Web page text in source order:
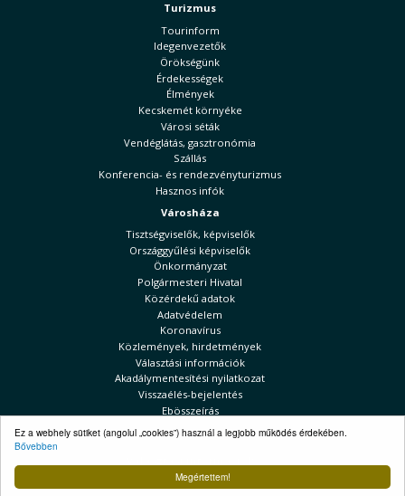
Megértettem!
Ez a webhely sütiket (angolul „cookies”) használ a legjobb működés érdekében.
Bővebben
Turizmus
Tourinform
Idegenvezetők
Örökségünk
Érdekességek
Élmények
Kecskemét környéke
Városi séták
Vendéglátás, gasztronómia
Szállás
Konferencia- és rendezvényturizmus
Hasznos infók
Városháza
Tisztségviselők, képviselők
Országgyűlési képviselők
Önkormányzat
Polgármesteri Hivatal
Közérdekű adatok
Adatvédelem
Koronavírus
Közlemények, hirdetmények
Választási információk
Akadálymentesítési nyilatkozat
Visszaélés-bejelentés
Ebösszeírás
Kecskeméti Hírek